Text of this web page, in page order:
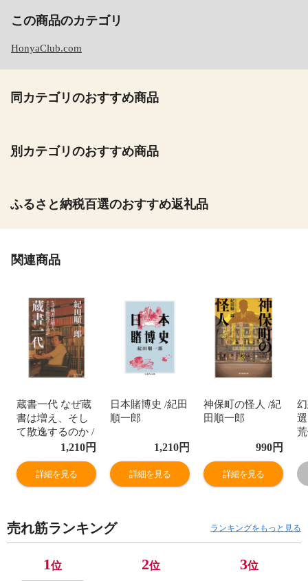
この商品のカテゴリ
HonyaClub.com
同カテゴリのおすすめ商品
別カテゴリのおすすめ商品
ふるさと納税百選のおすすめ返礼品
関連商品
蔵書一代 なぜ蔵
書は増え、そし
て散逸するのか /
紀田順一郎1,210円
詳細を見る
日本賭博史 /紀田
順一郎
1,210円
詳細を見る
神保町の怪人 /紀
田順一郎
990円
詳細を見る
売れ筋ランキング ランキングをもっと見る
1位 2位 3位